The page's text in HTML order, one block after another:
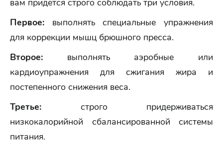
вам придется строго соблюдать три условия.
Первое: выполнять специальные упражнения
для коррекции мышц брюшного пресса.
Второе: выполнять аэробные или
кардиоупражнения для сжигания жира и
постепенного снижения веса.
Третье: строго придерживаться
низкокалорийной сбалансированной системы
питания.